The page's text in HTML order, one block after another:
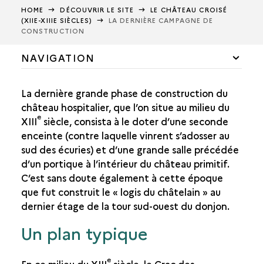
HOME DÉCOUVRIR LE SITE
LE CHÂTEAU CROISÉ
(XIIE-XIIIE SIÈCLES)
LA DERNIÈRE CAMPAGNE DE
CONSTRUCTION
NAVIGATION
LE PREMIER CHÂTEAU HOSPITALIER (XIIE SIÈCLE)
LA CAMPAGNE DE RENFORCEMENT DU XIIIE SIÈCLE
LA DERNIÈRE CAMPAGNE DE CONSTRUCTION
LA GRAND'SALLE GOTHIQUE
La dernière grande phase de construction du
château hospitalier, que l’on situe au milieu du
XIIIesiècle, consista à le doter d’une seconde
enceinte (contre laquelle vinrent s’adosser au
sud des écuries) et d’une grande salle précédée
d’un portique à l’intérieur du château primitif.
C’est sans doute également à cette époque
que fut construit le « logis du châtelain » au
dernier étage de la tour sud-ouest du donjon.
Un plan typique
e